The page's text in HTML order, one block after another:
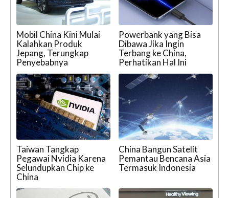
Mobil China Kini Mulai
Kalahkan Produk
Jepang, Terungkap
Penyebabnya
Powerbank yang Bisa
Dibawa Jika Ingin
Terbang ke China,
Perhatikan Hal Ini
Taiwan Tangkap
Pegawai Nvidia Karena
Selundupkan Chip ke
China
China Bangun Satelit
Pemantau Bencana Asia
Termasuk Indonesia